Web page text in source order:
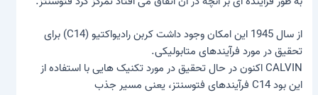
از سال 1945 این امکان وجود داشت
کربن رادیواکتیو
(C14) برای
تحقیق در مورد فرآیندهای متابولیکی.
CALVIN اکنون در حال تحقیق در مورد تکنیک هایی با استفاده از
این بودC14 فرآیندهای فتوسنتز، یعنی مسیر جذب